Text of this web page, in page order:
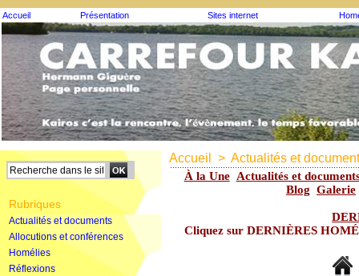
Accueil Présentation Sites internet
Rubriques
Actualités et documents
Allocutions et conférences
Homélies
Réflexions
Accueil > Actualités et
À la Une Actualités et
Blog Galerie
Cliquez sur DERNIÈRES